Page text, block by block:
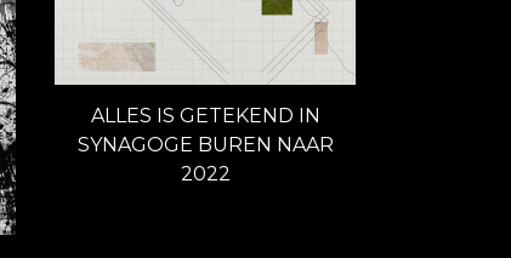
ALLES IS GETEKEND IN
SYNAGOGE BUREN NAAR
2022